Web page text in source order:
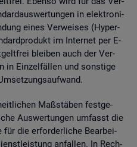
in elek­tro­ni­
eines Ver­wei­ses (Hy­per­
im In­ter­net per E-
blei­ben auch der Ver­
in Ein­zel­fäl­len und sons­ti­ge
Maß­stä­ben fest­ge­
Aus­wer­tun­gen um­fasst die
für die er­for­der­li­che Be­ar­bei­
an­fal­len. In Rech­